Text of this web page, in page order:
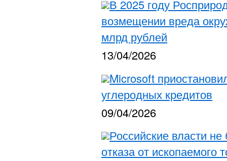
В 2025 году
возмещении вреда
млрд рублей
13/04/2026
Microsoft
углеродных кредитов
09/04/2026
Российские власти
отказа от